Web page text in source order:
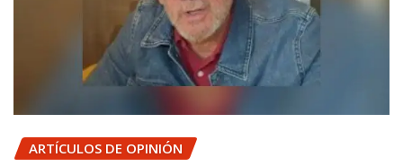
ARTÍCULOS DE OPINIÓN